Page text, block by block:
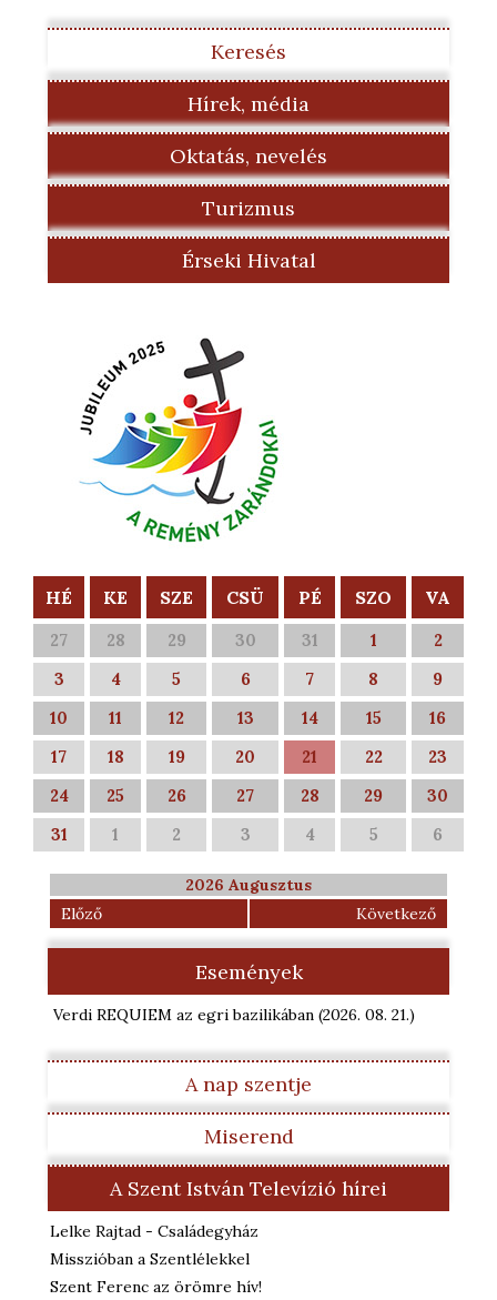
Keresés
Hírek, média
Oktatás, nevelés
Turizmus
Érseki Hivatal
HÉ KE SZE CSÜ PÉ SZO VA
27 28 29 30 31 1
2
3
4 5 6 7 8
9
10
11 12 13 14 15
16
17
18 19 20 21 22
23
24
25 26 27 28 29
30
31
1 2 3 4 5 6
2026 Augusztus
Előző
Következő
Események
Verdi REQUIEM az egri bazilikában (2026. 08. 21.)
A nap szentje
Miserend
A Szent István Televízió hírei
Lelke Rajtad - Családegyház
Misszióban a Szentlélekkel
Szent Ferenc az örömre hív!